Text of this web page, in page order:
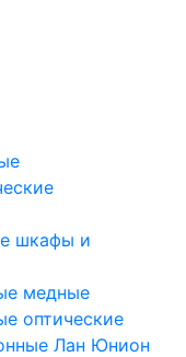
шкафы и
медные
оптические
Лан Юнион